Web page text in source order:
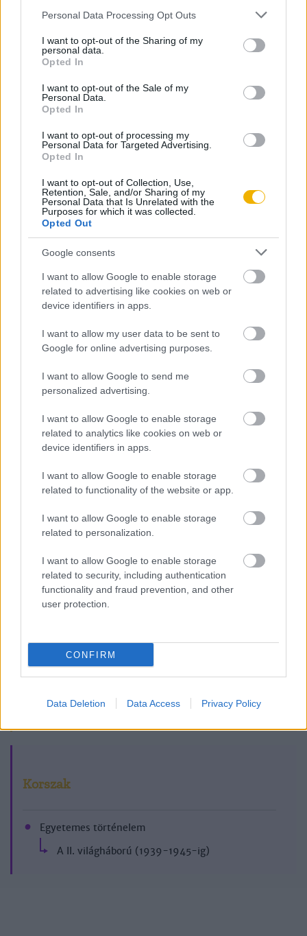
Please note that this website/app uses one or more Google
not limited to your visit or usage behaviour. You may click to
grant or deny consent to Google and its third-party tags to
use your data for below specified purposes in below Google
consent section.
Personal Data Processing Opt Outs
I want to opt-out of the Sharing of my
personal data.
Opted In
I want to opt-out of the Sale of my
Personal Data.
Opted In
I want to opt-out of processing my
Personal Data for Targeted Advertising.
Opted In
I want to opt-out of Collection, Use,
Retention, Sale, and/or Sharing of my
Personal Data that Is Unrelated with the
Purposes for which it was collected.
Opted Out
Google consents
I want to allow Google to enable storage
related to advertising like cookies on web or
device identifiers in apps.
I want to allow my user data to be sent to
Google for online advertising purposes.
I want to allow Google to send me
personalized advertising.
I want to allow Google to enable storage
related to analytics like cookies on web or
device identifiers in apps.
I want to allow Google to enable storage
related to functionality of the website or app.
I want to allow Google to enable storage
related to personalization.
I want to allow Google to enable storage
related to security, including authentication
functionality and fraud prevention, and other
user protection.
CONFIRM
Data Deletion Data Access Privacy Policy
Már előfizetőnk?
Online-on, kattintson ide: BELÉPÉS.
Ha még nem
rendelkezik felhasználói fiókkal, kattintson ide:
Szerző
Ismerje meg
A szerző cikkei
Tananyag
Egyetemes történelem
A második világháború
diplomáciai események a Szovjetunió elleni
német támadásig
Lapszám
1995/3.
Korszak
Egyetemes történelem
A II. világháború (1939-1945-ig)